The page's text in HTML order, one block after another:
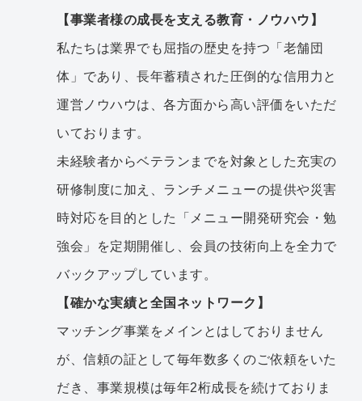
【事業者様の成長を支える教育・ノウハウ】
私たちは業界でも屈指の歴史を持つ「老舗団
体」であり、長年蓄積された圧倒的な信用力と
運営ノウハウは、各方面から高い評価をいただ
いております。
未経験者からベテランまでを対象とした充実の
研修制度に加え、ランチメニューの提供や災害
時対応を目的とした「メニュー開発研究会・勉
強会」を定期開催し、会員の技術向上を全力で
バックアップしています。
【確かな実績と全国ネットワーク】
マッチング事業をメインとはしておりません
が、信頼の証として毎年数多くのご依頼をいた
だき、事業規模は毎年2桁成長を続けておりま